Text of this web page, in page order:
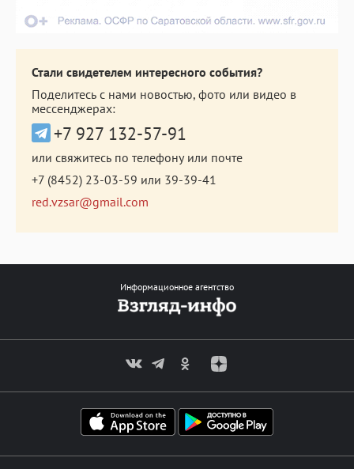
Стали свидетелем интересного события?
Поделитесь с нами новостью, фото или видео в
мессенджерах:
+7 927 132-57-91
или свяжитесь по телефону или почте
+7 (8452) 23-03-59 или 39-39-41
red.vzsar@gmail.com
Информационное агентство